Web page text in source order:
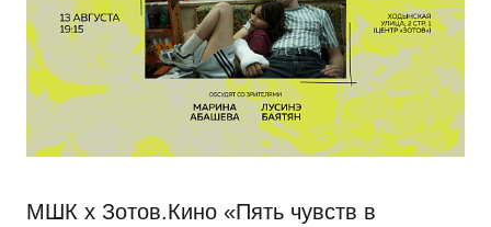
МШК х Зотов.Кино «Пять чувств в